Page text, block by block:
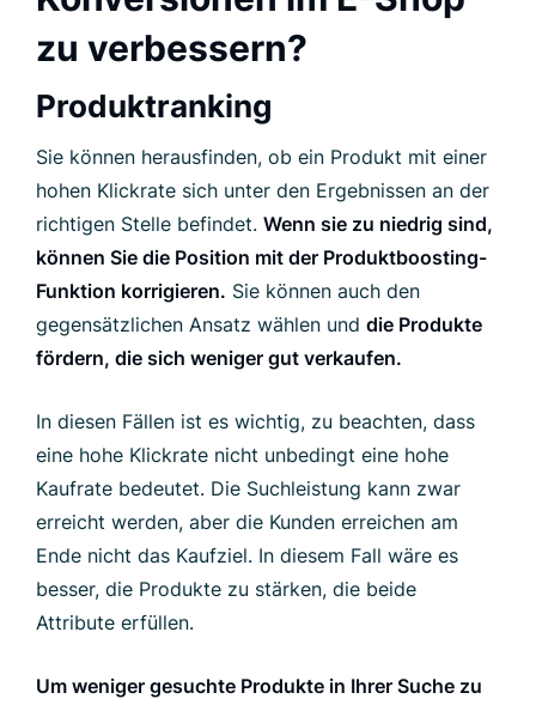
zu verbessern?
Produktranking
Sie können herausfinden, ob ein Produkt mit einer
hohen Klickrate sich unter den Ergebnissen an der
richtigen Stelle befindet. Wenn sie zu niedrig sind,
können Sie die Position mit der Produktboosting-
Funktion korrigieren. Sie können auch den
gegensätzlichen Ansatz wählen und die Produkte
fördern, die sich weniger gut verkaufen.
In diesen Fällen ist es wichtig, zu beachten, dass
eine hohe Klickrate nicht unbedingt eine hohe
Kaufrate bedeutet. Die Suchleistung kann zwar
erreicht werden, aber die Kunden erreichen am
Ende nicht das Kaufziel. In diesem Fall wäre es
besser, die Produkte zu stärken, die beide
Attribute erfüllen.
Um weniger gesuchte Produkte in Ihrer Suche zu